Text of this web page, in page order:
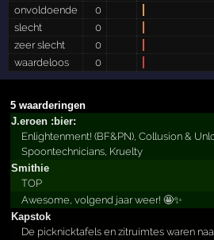
onvoldoende
0
slecht
0
zeer slecht
0
waardeloos
0
5 waarderingen
J.­eroen :bier:
Enlightenment! (BF&PN), Collusion &
Spoontechnicians, Kruelty
Smithie
TOP
Awesome, volgend jaar weer! 🤩✨
Kapstok
De picknicktafels en zitruimtes waren